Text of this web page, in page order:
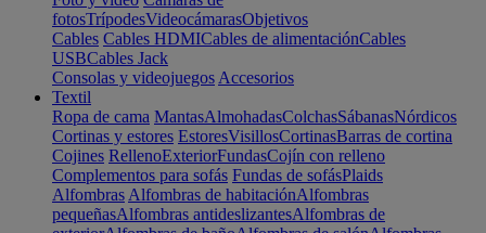
fotosTrípodesVideocámarasObjetivos
Cables Cables HDMICables de alimentaciónCables
USBCables Jack
Consolas y videojuegos Accesorios
Textil
Ropa de cama MantasAlmohadasColchasSábanasNórdicos
Cortinas y estores EstoresVisillosCortinasBarras de cortina
Cojines RellenoExteriorFundasCojín con relleno
Complementos para sofás Fundas de sofásPlaids
Alfombras Alfombras de habitaciónAlfombras
pequeñasAlfombras antideslizantesAlfombras de